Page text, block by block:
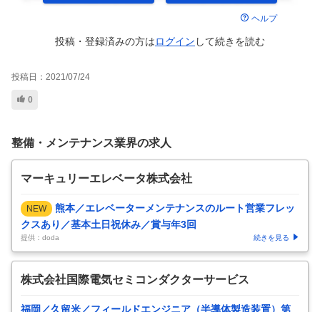
ヘルプ
投稿・登録済みの方はログイン して続きを読む
投稿日： 2021/07/24
0
整備・メンテナンス業界の求人
マーキュリーエレベータ株式会社
NEW
熊本／エレベーターメンテナンスのルート営業フレッ
クスあり／基本土日祝休み／賞与年3回
提供：doda 続きを見る
株式会社国際電気セミコンダクターサービス
福岡／久留米／フィールドエンジニア（半導体製造装置）第